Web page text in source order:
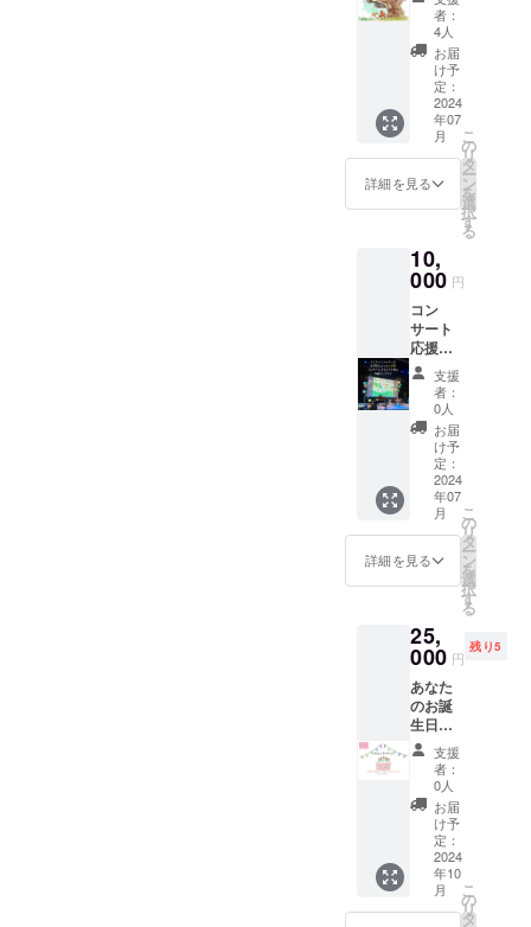
ズ ソ
フトカ
バー 36
ページ
フルカ
ラー
(帯やカ
バーは
ており
ません)
当日に
会場の
スク
リーン
にあな
たの
KidsJa
zzへの
応援
メッ
セー
ジ、子
どもた
ちへの
メッ
などを
スク
いたし
ます！
＊メッ
セージ
記載例
「KidsJ
azzコン
サート
でみん
なの楽
しい時
間をサ
ポート
してい
ます！
援時に
備考欄
にご記
入くだ
さい。
ご支援
の時点
で時間
がはっ
きりし
メール
でのご
なりま
す。そ
の旨を
備考欄
にご記
入くだ
さい。
また、
14:00~
16:00は
コン
サート
でお楽
しみい
・支援
者様の
交通費
や滞在
費：支
援者様
の交通
費や滞
在費は
各自で
ご負担
くださ
い。 ・
支援者
様との
ス西村
直樹と
クラリ
ネット
豊村綾
香らの
ユニッ
ト「来
夢来
人」の
c
Island
」を二
人のサ
イン付
きでお
届けし
ます！
＊この
コン
サート
を応援
たいと
思って
くださ
る皆さ
まのお
ト来場
の子ど
や動画
をご覧
いただ
く皆様
にご紹
介させ
ていた
だきま
す。
【メッ
セージ
記載
絵本
『いの
ちの
樹』に
出演者
全員の
サイン
を添え
てお届
けしま
す！
『いの
樹』原
作 ま
きのま
きこ
編話
百本マ
イ 作
画 照
喜名隆
充 サイ
ズ
260mm
×260m
m ハー
ドカ
バー フ
ルカ
30p（カ
装丁な
し） 発
行 一
般社団
法人
KidsJa
zz ・リ
ターン
品の著
作権及
びその
他法的
権利に
ついて
は、す
べてプ
者：
4人
お届
け予
定：
2024
年07
月
詳細を見る
こ
の
リ
タ
ー
ン
を
選
択
す
る
10,
000 円
コン
サート
応援
メッ
セー
ジ・ご
支援者
さまの
お名前
（企
業・団
体名）
をスク
リーン
に投
影・お
モリア
ルムー
ビーに
てご紹
介させ
ていた
だきま
す。 ＊
メッ
セージ
記載例
「KidsJ
azzコン
サート
でみん
なの楽
支援
者：
0人
お届
け予
定：
2024
年07
月
詳細を見る
こ
の
リ
タ
ー
ン
を
選
択
す
る
25,
000 円
残り5
あなた
のお誕
生日を
歌った
CDをお
届け！
KidsJa
Happy
Birthda
y Song
のオリ
ジナル
支援
者：
0人
お届
け予
定：
2024
年10
月
こ
の
リ
タ